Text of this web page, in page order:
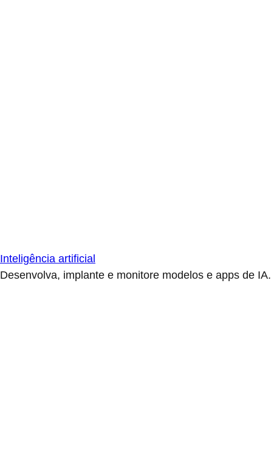
Inteligência artificial
Desenvolva, implante e monitore modelos e apps de IA.